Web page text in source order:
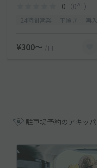
0 （0件）
¥300〜 /日
駐車場予約のアキッパ